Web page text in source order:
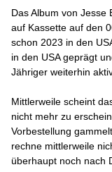
Das Album von Jesse
auf Kassette auf den
schon 2023 in den
in den USA geprägt
Jähriger weiterhin
Mittlerweile scheint
nicht mehr zu
Vorbestellung
rechne mittlerweile
überhaupt noch nach